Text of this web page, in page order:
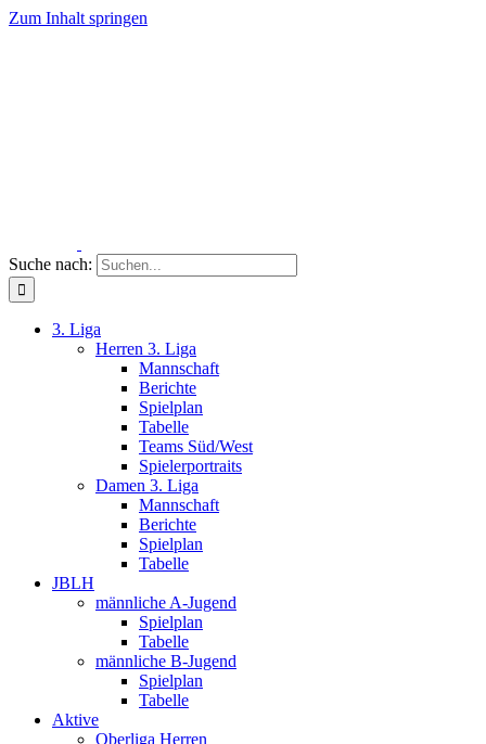
Zum Inhalt springen
Suche nach:
3. Liga
Herren 3. Liga
Mannschaft
Berichte
Spielplan
Tabelle
Teams Süd/West
Spielerportraits
Damen 3. Liga
Mannschaft
Berichte
Spielplan
Tabelle
JBLH
männliche A-Jugend
Spielplan
Tabelle
männliche B-Jugend
Spielplan
Tabelle
Aktive
Oberliga Herren